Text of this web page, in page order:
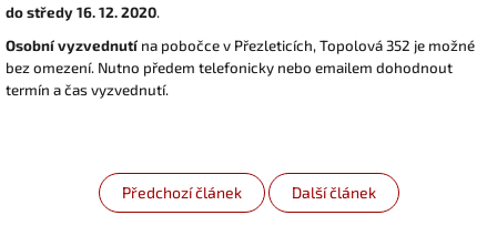
do středy 16. 12. 2020.
Osobní vyzvednutí na pobočce v Přezleticích, Topolová 352 je možné
bez omezení. Nutno předem telefonicky nebo emailem dohodnout
termín a čas vyzvednutí.
Předchozí článek Další článek